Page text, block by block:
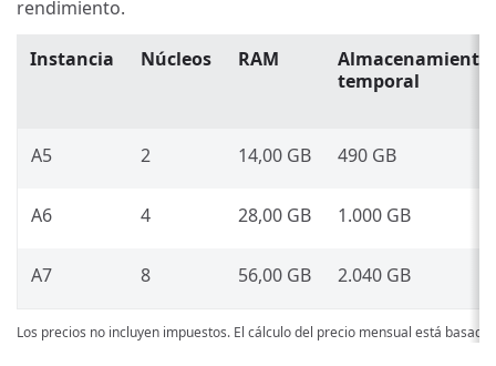
rendimiento.
Instancia Núcleos RAM
Almacenamiento
temporal
A5 2 14,00 GB 490 GB
A6 4 28,00 GB 1.000 GB
A7 8 56,00 GB 2.040 GB
Los precios no incluyen impuestos. El cálculo del precio mensual está